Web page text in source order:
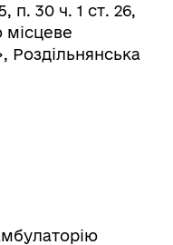
п. 30 ч. 1 ст. 26,
місцеве
Роздільнянська